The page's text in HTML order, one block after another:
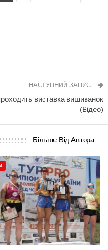
НАСТУПНИЙ ЗАПИС
виставка вишиванок
(Відео)
Більше Від Автора